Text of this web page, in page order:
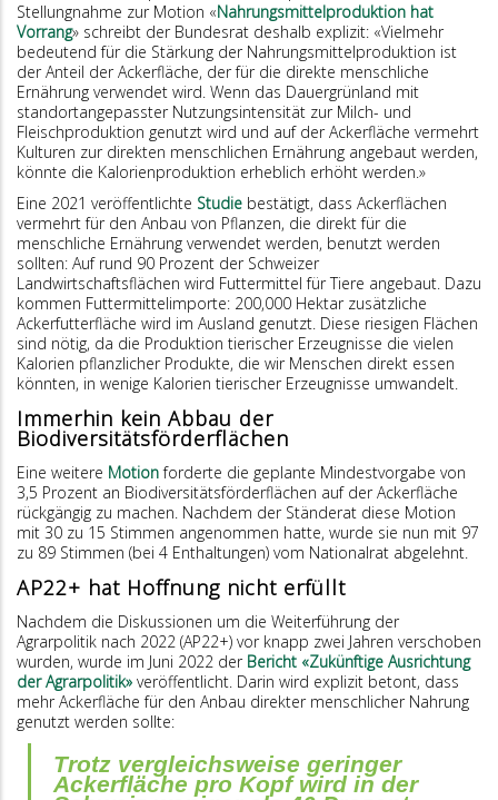
Stellungnahme zur Motion «Nahrungsmittelproduktion hat
Vorrang» schreibt der Bundesrat deshalb explizit: «Vielmehr
bedeutend für die Stärkung der Nahrungsmittelproduktion ist
der Anteil der Ackerfläche, der für die direkte menschliche
Ernährung verwendet wird. Wenn das Dauergrünland mit
standortangepasster Nutzungsintensität zur Milch- und
Fleischproduktion genutzt wird und auf der Ackerfläche vermehrt
Kulturen zur direkten menschlichen Ernährung angebaut werden,
könnte die Kalorienproduktion erheblich erhöht werden.»
Eine 2021 veröffentlichte Studie bestätigt, dass Ackerflächen
vermehrt für den Anbau von Pflanzen, die direkt für die
menschliche Ernährung verwendet werden, benutzt werden
sollten: Auf rund 90 Prozent der Schweizer
Landwirtschaftsflächen wird Futtermittel für Tiere angebaut. Dazu
kommen Futtermittelimporte: 200,000 Hektar zusätzliche
Ackerfutterfläche wird im Ausland genutzt. Diese riesigen Flächen
sind nötig, da die Produktion tierischer Erzeugnisse die vielen
Kalorien pflanzlicher Produkte, die wir Menschen direkt essen
könnten, in wenige Kalorien tierischer Erzeugnisse umwandelt.
Immerhin kein Abbau der
Biodiversitätsförderflächen
Eine weitere Motionforderte die geplante Mindestvorgabe von
3,5 Prozent an Biodiversitätsförderflächen auf der Ackerfläche
rückgängig zu machen. Nachdem der Ständerat diese Motion
mit 30 zu 15 Stimmen angenommen hatte, wurde sie nun mit 97
zu 89 Stimmen (bei 4 Enthaltungen) vom Nationalrat abgelehnt.
AP22+ hat Hoffnung nicht erfüllt
Nachdem die Diskussionen um die Weiterführung der
Agrarpolitik nach 2022 (AP22+) vor knapp zwei Jahren verschoben
wurden, wurde im Juni 2022 der Bericht «Zukünftige Ausrichtung
der Agrarpolitik» veröffentlicht. Darin wird explizit betont, dass
mehr Ackerfläche für den Anbau direkter menschlicher Nahrung
genutzt werden sollte:
Trotz vergleichsweise geringer
Ackerfläche pro Kopf wird in der